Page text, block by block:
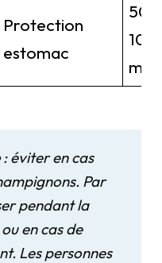
Protection
estomac
: éviter en cas
Par
pendant la
en cas de
Les personnes